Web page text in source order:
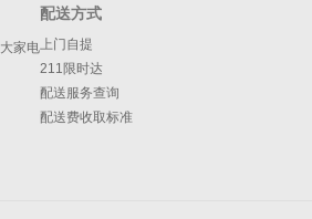
大家电
配送方式
上门自提
211限时达
配送服务查询
配送费收取标准